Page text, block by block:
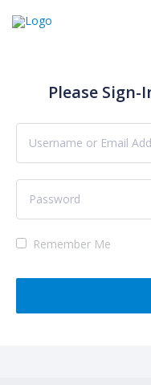
Please
Remember Me